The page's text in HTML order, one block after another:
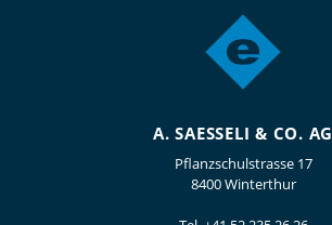
A. SAESSELI & CO. AG
Pflanzschulstrasse 17
8400 Winterthur